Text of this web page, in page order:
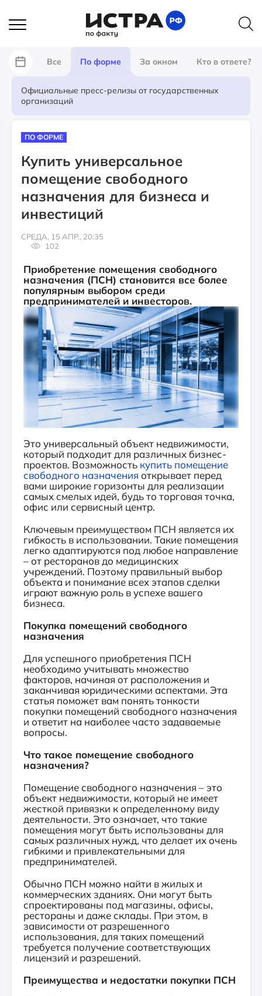
Все По форме За окном Кто в ответе?
Официальные пресс-релизы от государственных
организаций
ПО ФОРМЕ
Купить универсальное
помещение свободного
назначения для бизнеса и
инвестиций
СРЕДА, 15 АПР., 20:35
102
Приобретение помещения свободного
назначения (ПСН) становится все более
популярным выбором среди
предпринимателей и инвесторов.
Это универсальный объект недвижимости,
который подходит для различных бизнес-
проектов. Возможность купить помещение
свободного назначения открывает перед
вами широкие горизонты для реализации
самых смелых идей, будь то торговая точка,
офис или сервисный центр.
Ключевым преимуществом ПСН является их
гибкость в использовании. Такие помещения
легко адаптируются под любое направление
– от ресторанов до медицинских
учреждений. Поэтому правильный выбор
объекта и понимание всех этапов сделки
играют важную роль в успехе вашего
бизнеса.
Покупка помещений свободного
назначения
Для успешного приобретения ПСН
необходимо учитывать множество
факторов, начиная от расположения и
заканчивая юридическими аспектами. Эта
статья поможет вам понять тонкости
покупки помещений свободного назначения
и ответит на наиболее часто задаваемые
вопросы.
Что такое помещение свободного
назначения?
Помещение свободного назначения – это
объект недвижимости, который не имеет
жесткой привязки к определенному виду
деятельности. Это означает, что такие
помещения могут быть использованы для
самых различных нужд, что делает их очень
гибкими и привлекательными для
предпринимателей.
Обычно ПСН можно найти в жилых и
коммерческих зданиях. Они могут быть
спроектированы под магазины, офисы,
рестораны и даже склады. При этом, в
зависимости от разрешенного
использования, для таких помещений
требуется получение соответствующих
лицензий и разрешений.
Преимущества и недостатки покупки ПСН